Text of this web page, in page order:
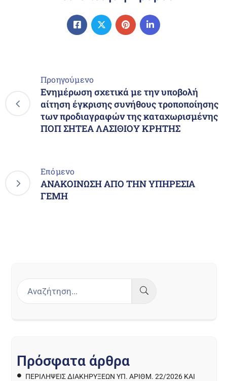
Προηγούμενο
Ενημέρωση σχετικά με την υποβολή
αίτηση έγκρισης συνήθους τροποποίησης
των προδιαγραφών της καταχωρισμένης
ΠΟΠ ΣΗΤΕΑ ΛΑΣΙΘΙΟΥ ΚΡΗΤΗΣ
Επόμενο
ΑΝΑΚΟΙΝΩΣΗ ΑΠΟ ΤΗΝ ΥΠΗΡΕΣΙΑ
ΓΕΜΗ
Πρόσφατα άρθρα
ΠΕΡΙΛΉΨΕΙΣ ΔΙΑΚΗΡΎΞΕΩΝ ΥΠ. ΑΡΙΘΜ. 22/2026 ΚΑΙ